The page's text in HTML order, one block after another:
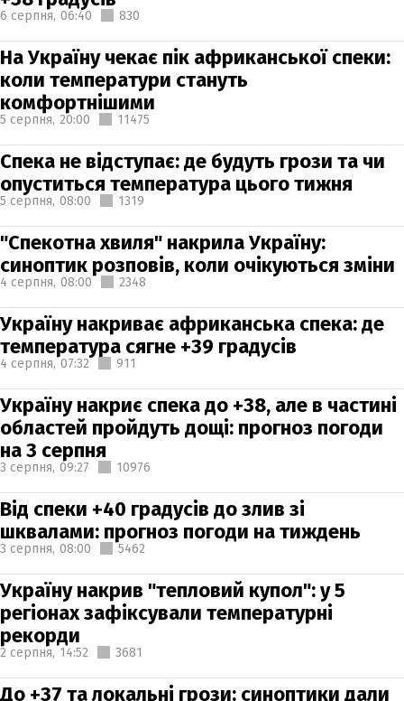
6 серпня, 06:40 830
На Україну чекає пік африканської спеки:
коли температури стануть
комфортнішими
5 серпня, 20:00 11475
Спека не відступає: де будуть грози та чи
опуститься температура цього тижня
5 серпня, 08:00 1319
"Спекотна хвиля" накрила Україну:
синоптик розповів, коли очікуються зміни
4 серпня, 08:00 2348
Україну накриває африканська спека: де
температура сягне +39 градусів
4 серпня, 07:32 911
Україну накриє спека до +38, але в частині
областей пройдуть дощі: прогноз погоди
на 3 серпня
3 серпня, 09:27 10976
Від спеки +40 градусів до злив зі
шквалами: прогноз погоди на тиждень
3 серпня, 08:00 5462
Україну накрив "тепловий купол": у 5
регіонах зафіксували температурні
рекорди
2 серпня, 14:52 3681
До +37 та локальні грози: синоптики дали